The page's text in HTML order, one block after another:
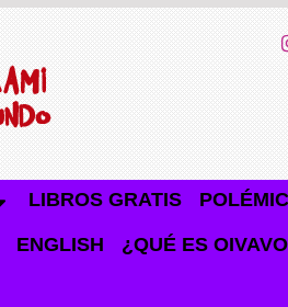
LIBROS GRATIS
ENGLISH ¿QUÉ ES